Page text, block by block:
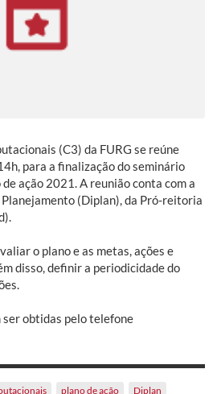
(C3) da FURG se reúne
para a finalização do seminário
ação 2021. A reunião conta com a
(Diplan), da Pró-reitoria
o plano e as metas, ações e
disso, definir a periodicidade do
obtidas pelo telefone
plano de ação Diplan